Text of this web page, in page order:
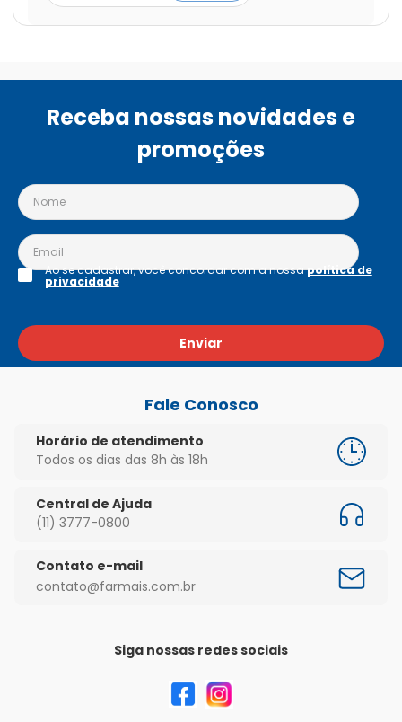
Receba nossas novidades e
promoções
Enviar
Ao se cadastrar, você concordar com a nossapolítica de
privacidade
Fale Conosco
Horário de atendimento
Todos os dias das 8h às 18h
Central de Ajuda
(11) 3777-0800
Contato e-mail
contato@farmais.com.br
Siga nossas redes sociais